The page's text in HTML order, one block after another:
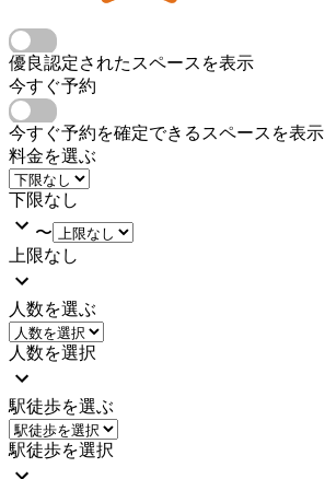
優良認定されたスペースを表示
今すぐ予約
今すぐ予約を確定できるスペースを表示
料金を選ぶ
下限なし
〜
上限なし
人数を選ぶ
人数を選択
駅徒歩を選ぶ
駅徒歩を選択